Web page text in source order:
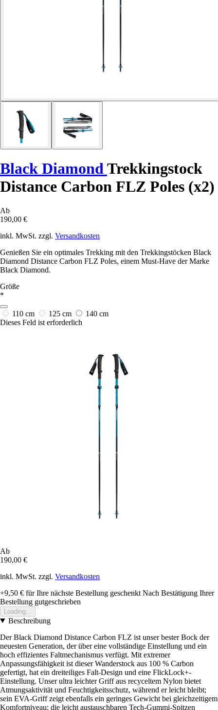
Black DiamondTrekkingstock
Distance Carbon FLZ Poles (x2)
Ab
190,00 €
inkl. MwSt. zzgl. Versandkosten
Genießen Sie ein optimales Trekking mit den Trekkingstöcken Black
Diamond Distance Carbon FLZ Poles, einem Must-Have der Marke
Black Diamond.
Größe
*
110 cm 125 cm
140 cm
Dieses Feld ist erforderlich
Ab
190,00 €
inkl. MwSt. zzgl. Versandkosten
+9,50 € für Ihre nächste Bestellung geschenkt Nach Bestätigung Ihrer
Bestellung gutgeschrieben
Loading...
Beschreibung
Der Black Diamond Distance Carbon FLZ ist unser bester Bock der
neuesten Generation, der über eine vollständige Einstellung und ein
hoch effizientes Faltmechanismus verfügt. Mit extremer
Anpassungsfähigkeit ist dieser Wanderstock aus 100 % Carbon
gefertigt, hat ein dreiteiliges Falt-Design und eine FlickLock+-
Einstellung. Unser ultra leichter Griff aus recyceltem Nylon bietet
Atmungsaktivität und Feuchtigkeitsschutz, während er leicht bleibt;
sein EVA-Griff zeigt ebenfalls ein geringes Gewicht bei gleichzeitigem
Komfortniveau; die leicht austauschbaren Tech-Gummi-Spitzen